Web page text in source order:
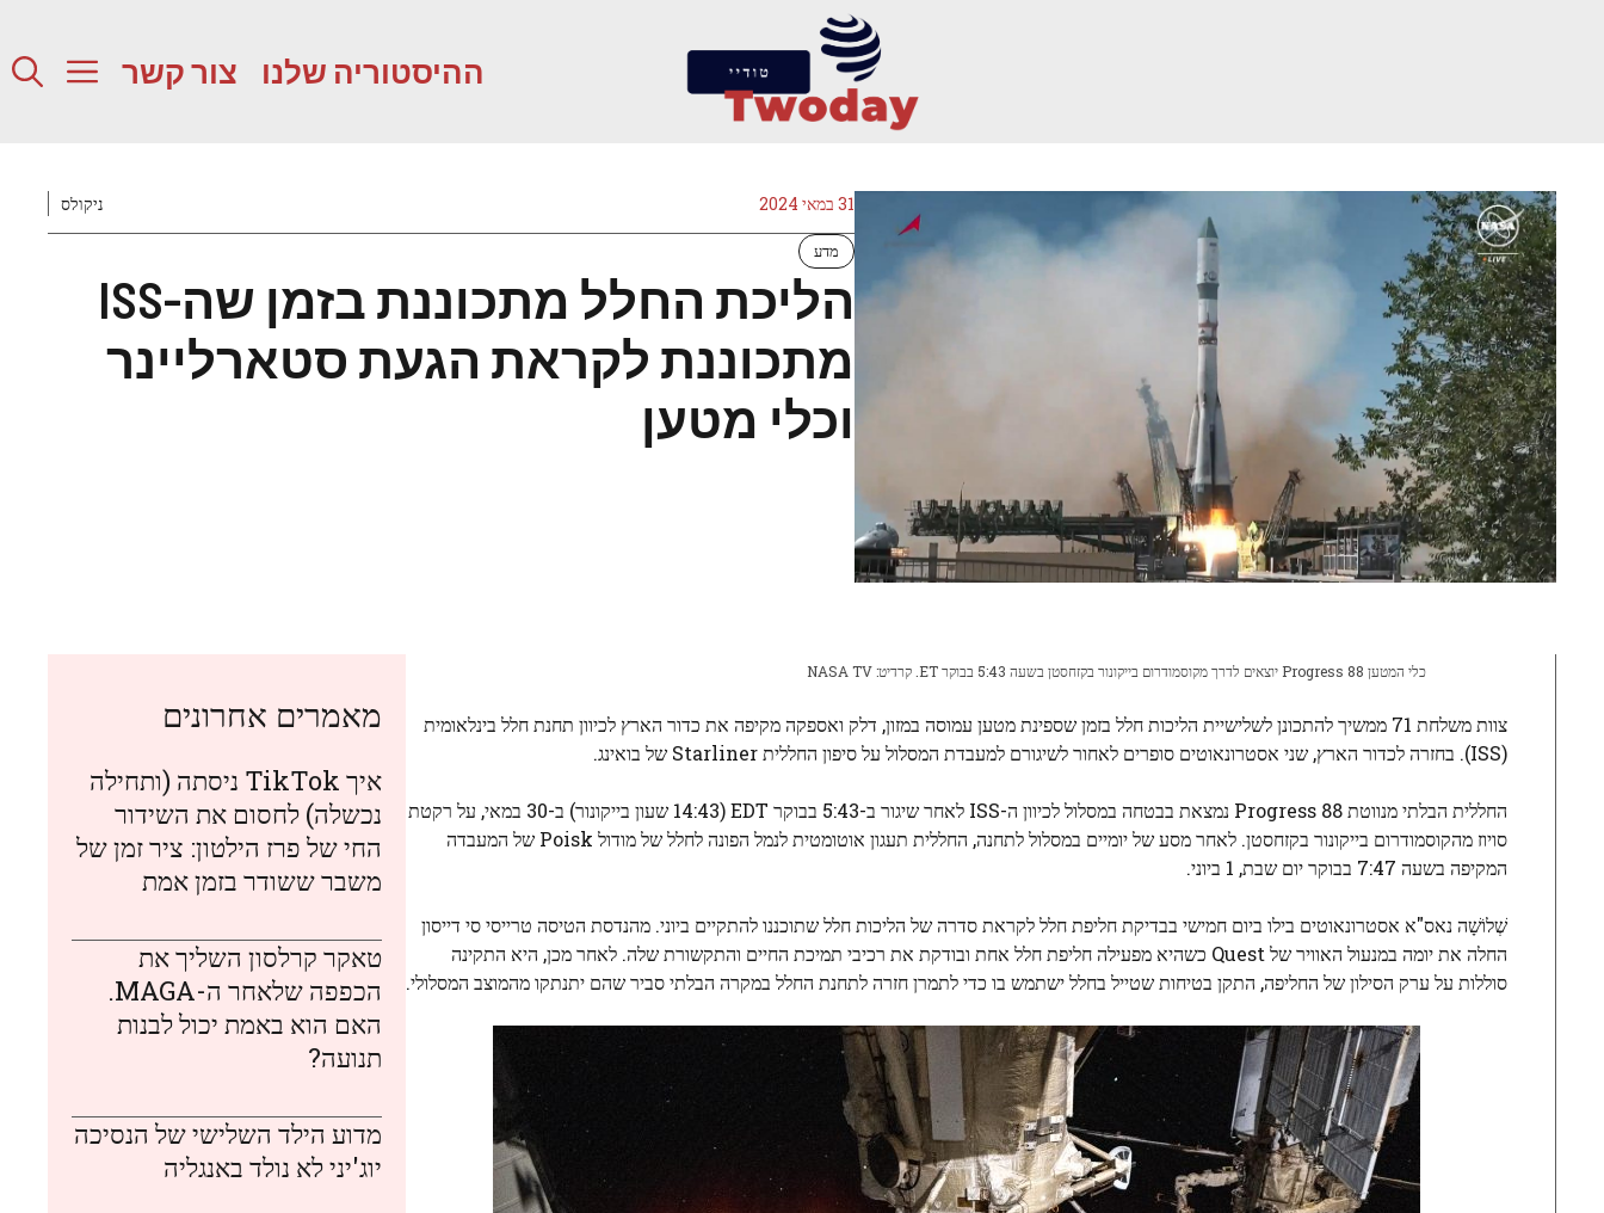
ההיסטוריה שלנו צור קשר
31 במאי 2024 ניקולס
מדע
הליכת החלל מתכוננת בזמן שה-ISS
מתכוננת לקראת הגעת סטארליינר
וכלי מטען
כלי המטען Progress 88 יוצאים לדרך מקוסמודרום בייקונור בקזחסטן בשעה 5:43 בבוקר ET. קרדיט: NASA TV
צוות משלחת 71 ממשיך להתכונן לשלישיית הליכות חלל בזמן שספינת מטען עמוסה במזון, דלק ואספקה ​​מקיפה את כדור הארץ לכיוון
תחנת חלל בינלאומית
(ISS). בחזרה לכדור הארץ, שני אסטרונאוטים סופרים לאחור לשיגורם למעבדת המסלול על סיפון החללית Starliner של בואינג.
החללית הבלתי מנווטת Progress 88 נמצאת בבטחה במסלול לכיוון ה-ISS לאחר שיגור ב-5:43 בבוקר EDT
(14:43 שעון בייקונור) ב-30 במאי, על רקטת
סויוז מהקוסמודרום בייקונור בקזחסטן. לאחר מסע של יומיים במסלול לתחנה, החללית תעגון אוטומטית לנמל הפונה לחלל של מודול Poisk של המעבדה
המקיפה בשעה 7:47 בבוקר יום שבת, 1 ביוני.
שְׁלוֹשָׁהנאס"א אסטרונאוטים בילו ביום חמישי בבדיקת חליפת חלל לקראת סדרה של הליכות חלל שתוכננו להתקיים ביוני. מהנדסת הטיסה טרייסי סי דייסון
החלה את יומה במנעול האוויר של Quest כשהיא מפעילה חליפת חלל אחת ובודקת את רכיבי תמיכת החיים והתקשורת שלה. לאחר מכן, היא התקינה
סוללות על ערק הסילון של החליפה, התקן בטיחות שטייל ​​בחלל ישתמש בו כדי לתמרן חזרה לתחנת החלל במקרה הבלתי סביר שהם יתנתקו מהמוצב המסלולי.
מאמרים אחרונים
איך TikTok ניסתה (ותחילה
נכשלה) לחסום את השידור
החי של פרז הילטון: ציר זמן של
משבר ששודר בזמן אמת
טאקר קרלסון השליך את
הכפפה שלאחר ה-MAGA.
האם הוא באמת יכול לבנות
תנועה?
מדוע הילד השלישי של הנסיכה
יוג'יני לא נולד באנגליה